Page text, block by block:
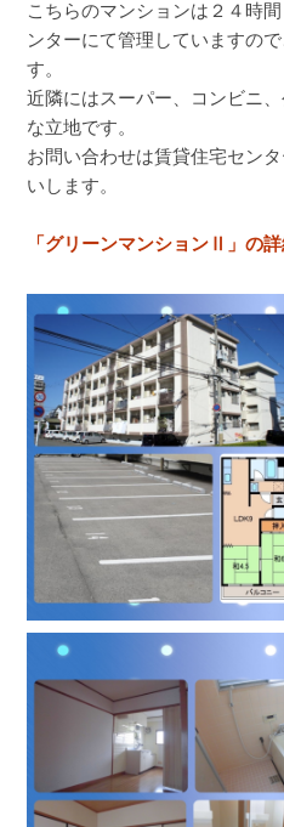
こちらのマンションは２４時
ンターにて管理していますの
す。
近隣にはスーパー、コンビニ
な立地です。
お問い合わせは賃貸住宅セン
いします。
「グリーンマンションⅡ」の